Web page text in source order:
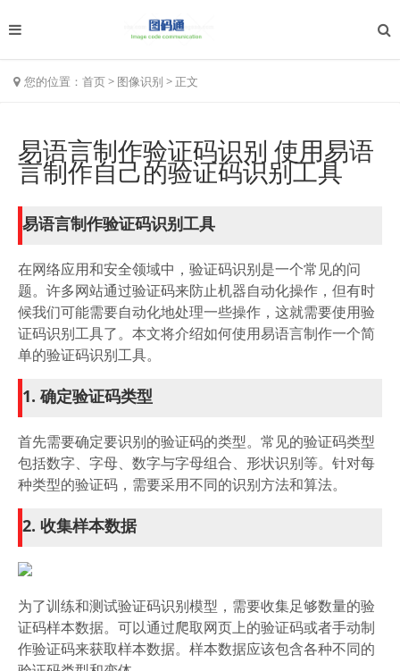
您的位置： 首页> 图像识别 > 正文
易语言制作验证码识别 使用易语
言制作自己的验证码识别工具
易语言制作验证码识别工具
在网络应用和安全领域中，验证码识别是一个常见的问
题。许多网站通过验证码来防止机器自动化操作，但有时
候我们可能需要自动化地处理一些操作，这就需要使用验
证码识别工具了。本文将介绍如何使用易语言制作一个简
单的验证码识别工具。
1. 确定验证码类型
首先需要确定要识别的验证码的类型。常见的验证码类型
包括数字、字母、数字与字母组合、形状识别等。针对每
种类型的验证码，需要采用不同的识别方法和算法。
2. 收集样本数据
为了训练和测试验证码识别模型，需要收集足够数量的验
证码样本数据。可以通过爬取网页上的验证码或者手动制
作验证码来获取样本数据。样本数据应该包含各种不同的